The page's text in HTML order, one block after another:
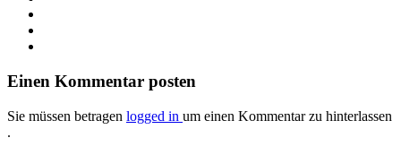
Einen Kommentar posten
Sie müssen betragen logged in um einen Kommentar zu hinterlassen
.